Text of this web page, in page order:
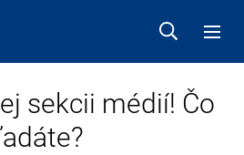
sekcii médií! Čo